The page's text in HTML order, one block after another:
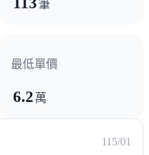
8000元起，輕鬆就能擁
廳對面)
筆
最低單價
6.2 萬
115/01